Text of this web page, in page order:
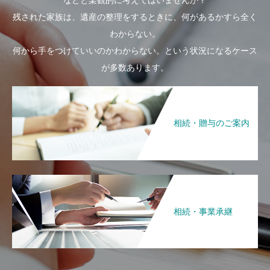
残された家族は、遺産の整理をするときに、何があるかすら全く
わからない。
何から手をつけていいのかわからない。という状況になるケース
が多数あります。
相続・贈与のご案内
相続・事業承継